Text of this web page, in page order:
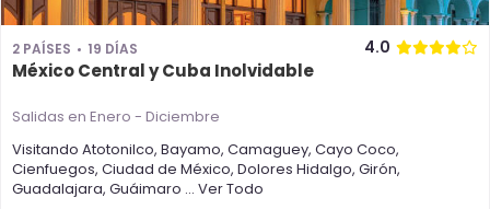
2 PAÍSES 19 DÍAS 4.0
México Central y Cuba Inolvidable
Salidas en Enero - Diciembre
Visitando Atotonilco, Bayamo, Camaguey, Cayo Coco,
Cienfuegos, Ciudad de México, Dolores Hidalgo, Girón,
Guadalajara, Guáimaro ... Ver Todo